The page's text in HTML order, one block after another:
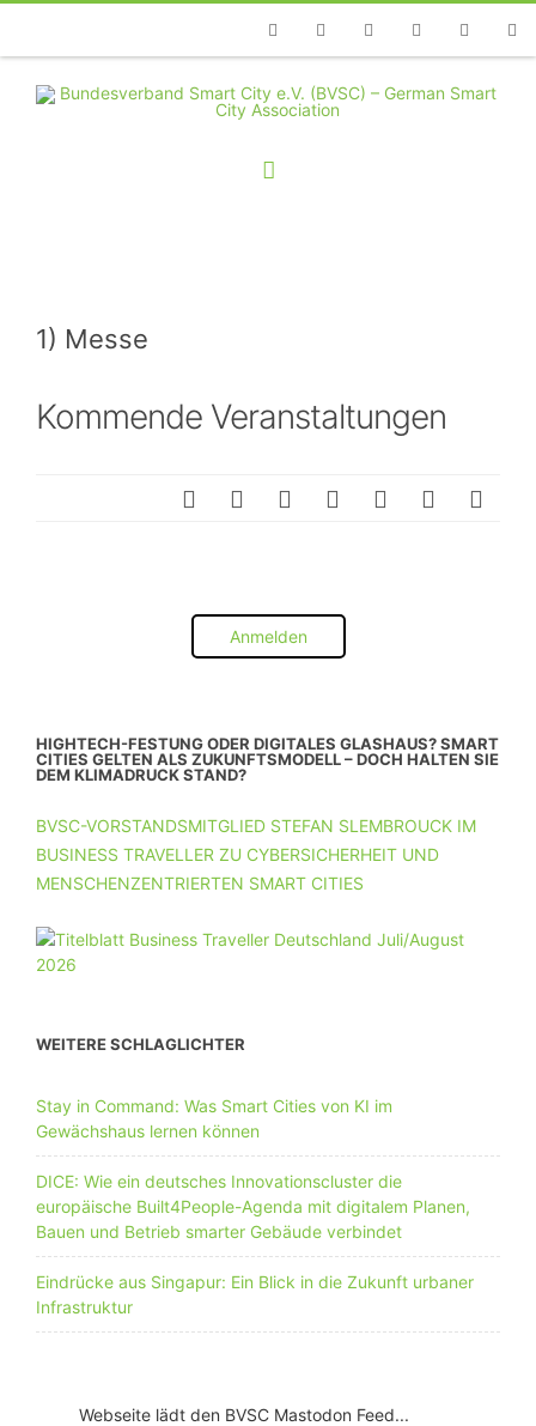
TelefonFacebookTwitterYoutubeInstagramLinkedin
1) Messe
Kommende Veranstaltungen
Anmelden
HIGHTECH-FESTUNG ODER DIGITALES GLASHAUS? SMART
CITIES GELTEN ALS ZUKUNFTSMODELL – DOCH HALTEN SIE
DEM KLIMADRUCK STAND?
BVSC-VORSTANDSMITGLIED STEFAN SLEMBROUCK IM
BUSINESS TRAVELLER ZU CYBERSICHERHEIT UND
MENSCHENZENTRIERTEN SMART CITIES
WEITERE SCHLAGLICHTER
Stay in Command: Was Smart Cities von KI im
Gewächshaus lernen können
DICE: Wie ein deutsches Innovationscluster die
europäische Built4People-Agenda mit digitalem Planen,
Bauen und Betrieb smarter Gebäude verbindet
Eindrücke aus Singapur: Ein Blick in die Zukunft urbaner
Infrastruktur
Webseite lädt den BVSC Mastodon Feed...